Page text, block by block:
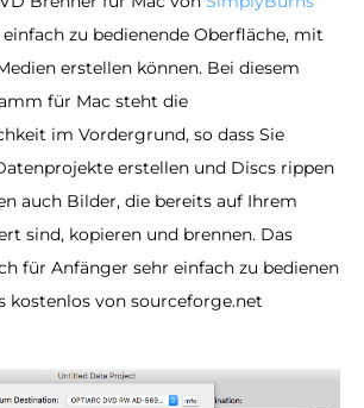
zu bedienende Oberfläche, mit
erstellen können. Bei diesem
für Mac steht die
im Vordergrund, so dass Sie
erstellen und Discs rippen
auch Bilder, die bereits auf Ihrem
sind, kopieren und brennen. Das
für Anfänger sehr einfach zu bedienen
kostenlos von sourceforge.net